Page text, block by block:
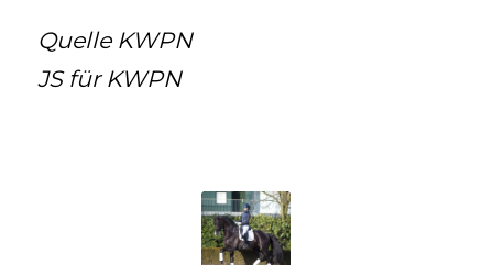
Quelle KWPN
JS für KWPN